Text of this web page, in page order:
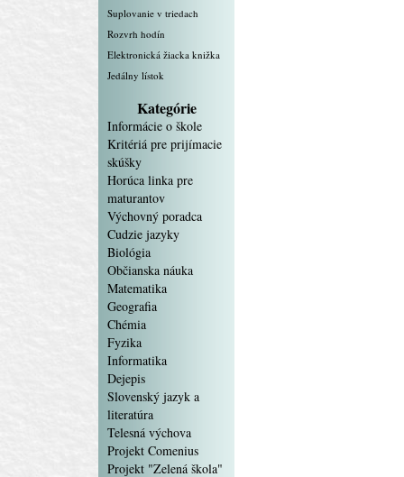
Suplovanie v triedach
Rozvrh hodín
Elektronická žiacka knižka
Jedálny lístok
Kategórie
Informácie o škole
Kritériá pre prijímacie
skúšky
Horúca linka pre
maturantov
Výchovný poradca
Cudzie jazyky
Biológia
Občianska náuka
Matematika
Geografia
Chémia
Fyzika
Informatika
Dejepis
Slovenský jazyk a
literatúra
Telesná výchova
Projekt Comenius
Projekt "Zelená škola"